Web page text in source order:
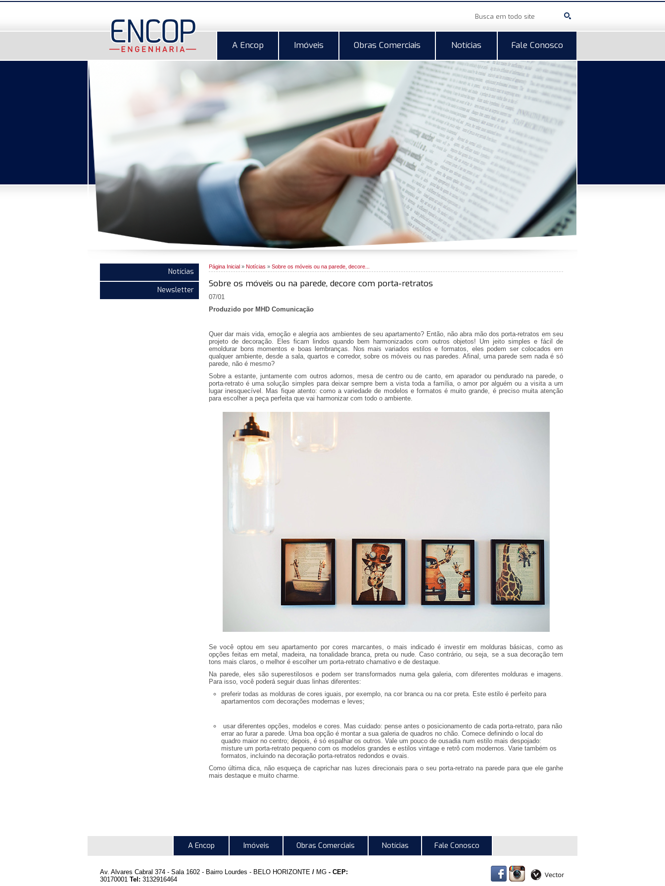
A Encop Imóveis Obras Comerciais Notícias Fale Conosco
Notícias
Newsletter
Página Inicial » Notícias » Sobre os móveis ou na parede, decore...
Sobre os móveis ou na parede, decore com porta-retratos
07/01
Produzido por MHD Comunicação
Quer dar mais vida, emoção e alegria aos ambientes de seu apartamento? Então, não abra mão dos porta-retratos em seu
projeto de decoração. Eles ficam lindos quando bem harmonizados com outros objetos! Um jeito simples e fácil de
emoldurar bons momentos e boas lembranças. Nos mais variados estilos e formatos, eles podem ser colocados em
qualquer ambiente, desde a sala, quartos e corredor, sobre os móveis ou nas paredes. Afinal, uma parede sem nada é só
parede, não é mesmo?
Sobre a estante, juntamente com outros adornos, mesa de centro ou de canto, em aparador ou pendurado na parede, o
porta-retrato é uma solução simples para deixar sempre bem a vista toda a família, o amor por alguém ou a visita a um
lugar inesquecível. Mas fique atento: como a variedade de modelos e formatos é muito grande, é preciso muita atenção
para escolher a peça perfeita que vai harmonizar com todo o ambiente.
Se você optou em seu apartamento por cores marcantes, o mais indicado é investir em molduras básicas, como as
opções feitas em metal, madeira, na tonalidade branca, preta ou nude. Caso contrário, ou seja, se a sua decoração tem
tons mais claros, o melhor é escolher um porta-retrato chamativo e de destaque.
Na parede, eles são superestilosos e podem ser transformados numa gela galeria, com diferentes molduras e imagens.
Para isso, você poderá seguir duas linhas diferentes:
preferir todas as molduras de cores iguais, por exemplo, na cor branca ou na cor preta. Este estilo é perfeito para
apartamentos com decorações modernas e leves;
usar diferentes opções, modelos e cores. Mas cuidado: pense antes o posicionamento de cada porta-retrato, para não
errar ao furar a parede. Uma boa opção é montar a sua galeria de quadros no chão. Comece definindo o local do
quadro maior no centro; depois, é só espalhar os outros. Vale um pouco de ousadia num estilo mais despojado:
misture um porta-retrato pequeno com os modelos grandes e estilos vintage e retrô com modernos. Varie também os
formatos, incluindo na decoração porta-retratos redondos e ovais.
Como última dica, não esqueça de caprichar nas luzes direcionais para o seu porta-retrato na parede para que ele ganhe
mais destaque e muito charme.
A Encop Imóveis Obras Comerciais Notícias Fale Conosco
Av. Alvares Cabral 374 - Sala 1602 - Bairro Lourdes - BELO HORIZONTE / MG - CEP:
30170001 Tel: 3132916464